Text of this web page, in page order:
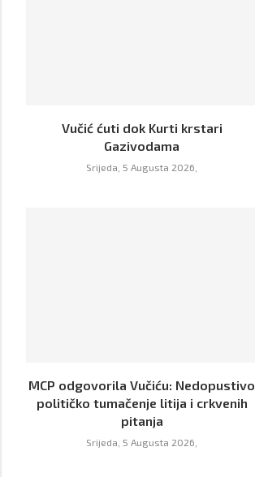
Vučić ćuti dok Kurti krstari
Gazivodama
Srijeda, 5 Augusta 2026,
MCP odgovorila Vučiću: Nedopustivo
političko tumačenje litija i crkvenih
pitanja
Srijeda, 5 Augusta 2026,